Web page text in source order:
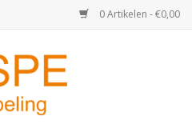
0 Artikelen - €0,00